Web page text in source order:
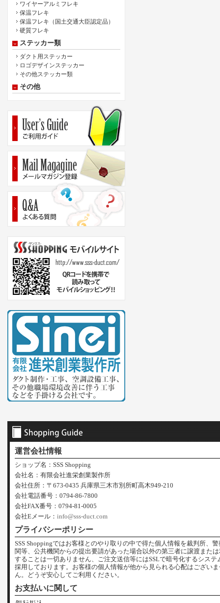
ワイヤーアルミフレキ
保温フレキ
保温フレキ（国土交通大臣認定品）
硬質フレキ
ステッカー類
ダクト用ステッカー
ロゴデザインステッカー
その他ステッカー類
その他
運営会社情報
ショップ名：SSS Shopping
会社名：有限会社進栄創業製作所
会社住所：〒673-0435 兵庫県三木市別所町高木949-210
会社電話番号：0794-86-7800
会社FAX番号：0794-81-0005
会社Eメール： info@sss-duct.com
プライバシーポリシー
SSS Shoppingではお客様とのやり取りの中で得た個人情報を裁判所、
関等、公共機関からの提出要請があった場合以外の第三者に譲渡また
することは一切ありません、ご注文送信等にはSSLで暗号化するシステ
採用しております。お客様の個人情報が他から見られる心配はござい
ん。どうぞ安心してご利用ください。
お支払いに関して